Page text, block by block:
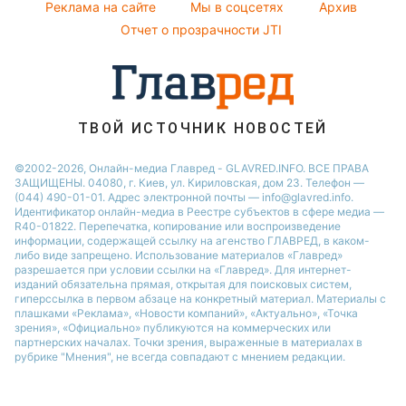
Новости Тернополя
Новости Житомира
Все о шоу-бизнесе
Реклама на сайте
Мы в соцсетях
Архив
Отчет о прозрачности JTI
ТВОЙ ИСТОЧНИК НОВОСТЕЙ
©2002-2026, Онлайн-медиа Главред - GLAVRED.INFO. ВСЕ ПРАВА
ЗАЩИЩЕНЫ. 04080, г. Киев, ул. Кириловская, дом 23. Телефон —
(044) 490-01-01. Адрес электронной почты — info@glavred.info.
Идентификатор онлайн-медиа в Реестре cубъектов в сфере медиа —
R40-01822. Перепечатка, копирование или воспроизведение
информации, содержащей ссылку на агенство ГЛАВРЕД, в каком-
либо виде запрещено. Использование материалов «Главред»
разрешается при условии ссылки на «Главред». Для интернет-
изданий обязательна прямая, открытая для поисковых систем,
гиперссылка в первом абзаце на конкретный материал. Материалы с
плашками «Реклама», «Новости компаний», «Актуально», «Точка
зрения», «Официально» публикуются на коммерческих или
партнерских началах. Точки зрения, выраженные в материалах в
рубрике "Мнения", не всегда совпадают с мнением редакции.